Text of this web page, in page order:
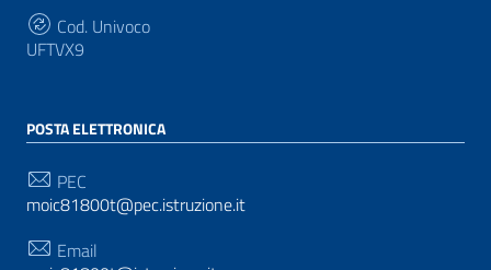
Cod. Univoco
UFTVX9
POSTA ELETTRONICA
PEC
moic81800t@pec.istruzione.it
Email